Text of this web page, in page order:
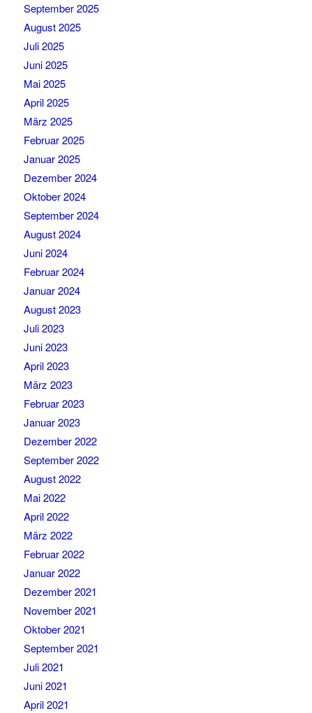
September 2025
August 2025
Juli 2025
Juni 2025
Mai 2025
April 2025
März 2025
Februar 2025
Januar 2025
Dezember 2024
Oktober 2024
September 2024
August 2024
Juni 2024
Februar 2024
Januar 2024
August 2023
Juli 2023
Juni 2023
April 2023
März 2023
Februar 2023
Januar 2023
Dezember 2022
September 2022
August 2022
Mai 2022
April 2022
März 2022
Februar 2022
Januar 2022
Dezember 2021
November 2021
Oktober 2021
September 2021
Juli 2021
Juni 2021
April 2021